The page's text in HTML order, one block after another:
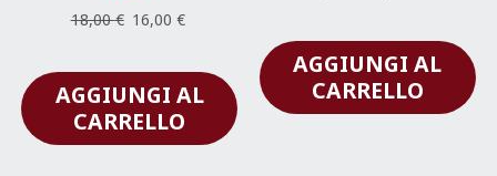
18,00€ Il
originale
era:
18,00 €.
16,00 €
attuale
è:
16,00 €.
AGGIUNGI AL
CARRELLO
originale
era:
18,00 €.
attuale
è:
16,00 €.
AGGIUNGI AL
CARRELLO